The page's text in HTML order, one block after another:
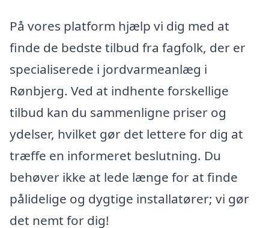
På vores platform hjælp vi dig med at
finde de bedste tilbud fra fagfolk, der er
specialiserede i jordvarmeanlæg i
Rønbjerg. Ved at indhente forskellige
tilbud kan du sammenligne priser og
ydelser, hvilket gør det lettere for dig at
træffe en informeret beslutning. Du
behøver ikke at lede længe for at finde
pålidelige og dygtige installatører; vi gør
det nemt for dig!